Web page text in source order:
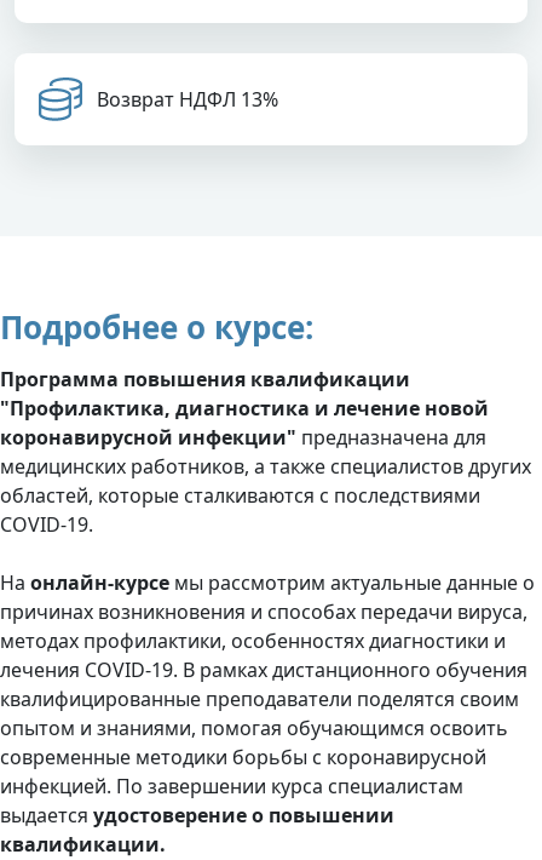
Возврат НДФЛ 13%
Подробнее о курсе:
Программа повышения квалификации
"Профилактика, диагностика и лечение новой
коронавирусной инфекции" предназначена для
медицинских работников, а также специалистов других
областей, которые сталкиваются с последствиями
COVID-19.
На онлайн-курсе мы рассмотрим актуальные данные о
причинах возникновения и способах передачи вируса,
методах профилактики, особенностях диагностики и
лечения COVID-19. В рамках дистанционного обучения
квалифицированные преподаватели поделятся своим
опытом и знаниями, помогая обучающимся освоить
современные методики борьбы с коронавирусной
инфекцией. По завершении курса специалистам
выдается удостоверение о повышении
квалификации.